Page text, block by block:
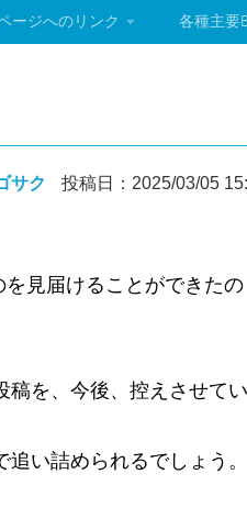
ージへのリンク 各種主要
サク 投稿日：2025/03/05
見届けることができたの
稿を、今後、控えさせてい
い詰められるでしょう。